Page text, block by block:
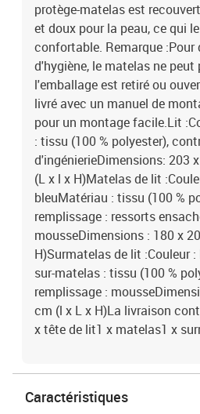
protège-matelas est
et doux pour la peau, ce qui
confortable. Remarque :Pour
d'hygiène, le matelas ne peut
l'emballage est retiré ou
livré avec un manuel de
pour un montage facile.Lit
: tissu (100 % polyester),
d'ingénierieDimensions: 203
(L x l x H)Matelas de lit
bleuMatériau : tissu (100 %
remplissage : ressorts
mousseDimensions : 180 x
H)Surmatelas de lit :Couleur
sur-matelas : tissu (100 %
remplissage :
cm (l x L x H)La livraison
x tête de lit1 x matelas1 x
Caractéristiques